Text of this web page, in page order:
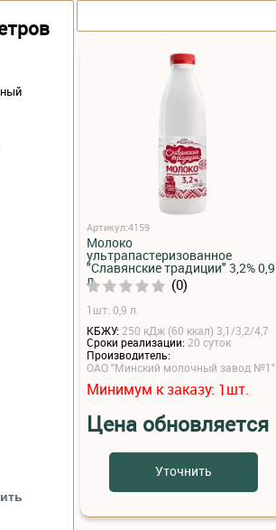
Артикул:4159
Молоко
ультрапастеризованное
"Славянские традиции" 3,2% 0,9
л (0)
1шт: 0,9 л.
КБЖУ: 250 кДж (60 ккал) 3,1/3,2/4,7
Сроки реализации:20 суток
Производитель:
ОАО "Минский молочный завод №1"
Минимум к заказу: 1шт.
Цена обновляется
Уточнить